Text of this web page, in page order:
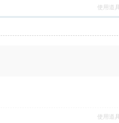
使用道具
使用道具